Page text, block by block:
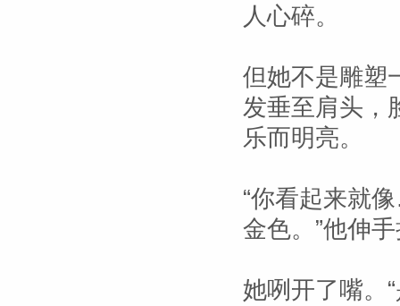
人心碎。
但她不是雕塑
发垂至肩头，
乐而明亮。
“你看起来就
金色。”他伸
她咧开了嘴。